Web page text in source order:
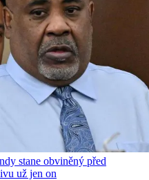
stane obviněný před
už jen on